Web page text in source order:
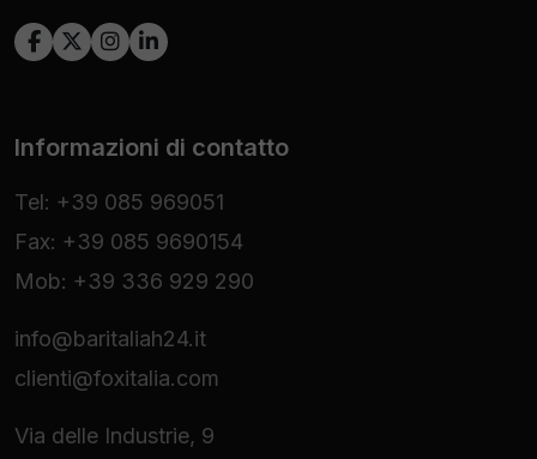
Informazioni di contatto
Tel: +39 085 969051
Fax: +39 085 9690154
Mob: +39 336 929 290
info@baritaliah24.it
clienti@foxitalia.com
Via delle Industrie, 9